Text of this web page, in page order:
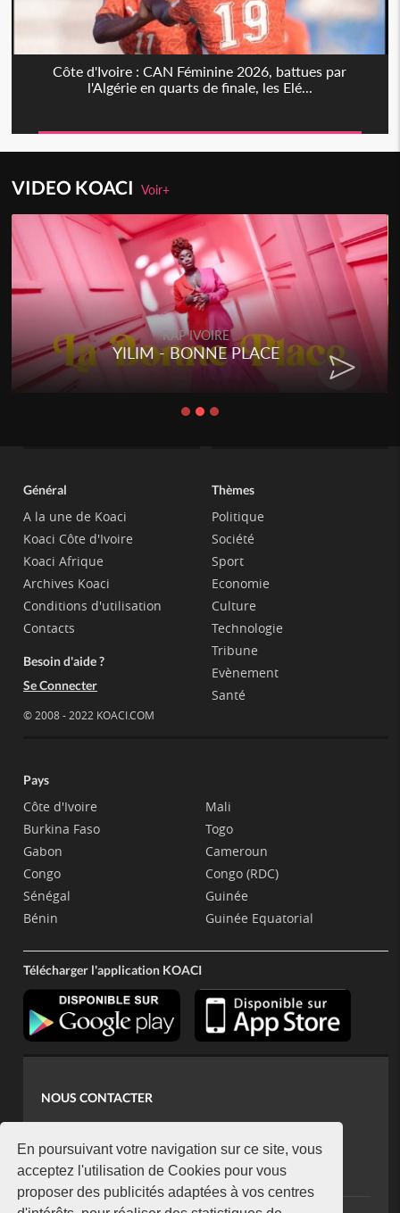
En poursuivant votre navigation sur ce site, vous
acceptez l'utilisation de Cookies pour vous
proposer des publicités adaptées à vos centres
Côte d'Ivoire : CAN Féminine 2026, battues par
l'Algérie en quarts de finale, les Elé...
VIDEO KOACIVoir+
RAP IVOIRE
YILIM - BONNE PLACE
Général
A la une de Koaci
Koaci Côte d'Ivoire
Koaci Afrique
Archives Koaci
Conditions d'utilisation
Contacts
Besoin d'aide ?
Se Connecter
© 2008 - 2022 KOACI.COM
Thèmes
Politique
Société
Sport
Economie
Culture
Technologie
Tribune
Evènement
Santé
Pays
Côte d'Ivoire
Burkina Faso
Gabon
Congo
Sénégal
Bénin
Mali
Togo
Cameroun
Congo (RDC)
Guinée
Guinée Equatorial
Télécharger l'application KOACI
NOUS CONTACTER
koaci@yahoo.fr
+225 07 08 85 52 93